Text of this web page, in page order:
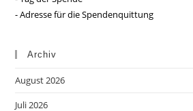
- Adresse für die Spendenquittung
Archiv
August 2026
Juli 2026